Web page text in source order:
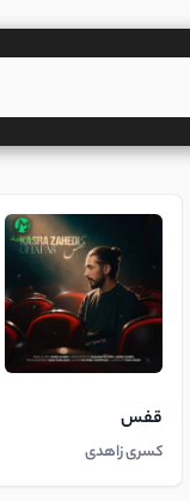
قفس
کسری زاهدی